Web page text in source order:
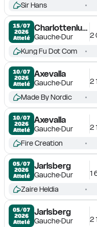
Sir Hans
15/07
2026
Attelé
Charlottenlund
GaucheDur
2
Kung Fu Dot Com
10/07
2026
Attelé
Axevalla
GaucheDur
2
Made By Nordic
10/07
2026
Attelé
Axevalla
GaucheDur
2
Fire Creation
05/07
2026
Attelé
Jarlsberg
GaucheDur
1
Zaire Heldia
05/07
2026
Attelé
Jarlsberg
GaucheDur
2